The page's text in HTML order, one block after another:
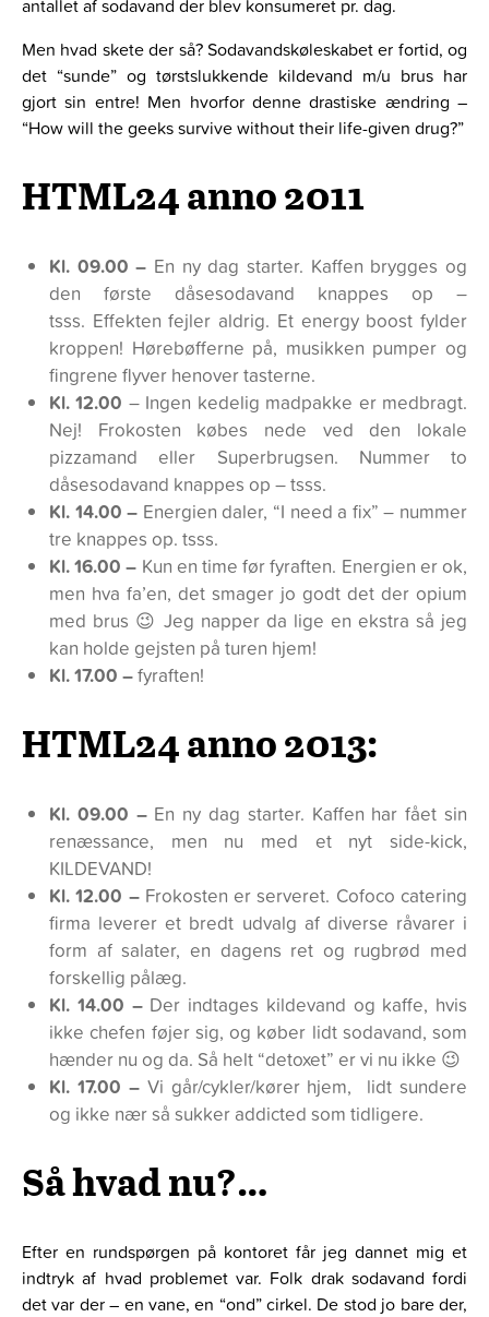
antallet af sodavand der blev konsumeret pr. dag.
Men hvad skete der så? Sodavandskøleskabet er fortid, og
det “sunde” og tørstslukkende kildevand m/u brus har
gjort sin entre! Men hvorfor denne drastiske ændring –
“How will the geeks survive without their life-given drug?”
HTML24 anno 2011
Kl. 09.00 – En ny dag starter. Kaffen brygges og
den første dåsesodavand knappes op –
tsss. Effekten fejler aldrig. Et energy boost fylder
kroppen! Hørebøfferne på, musikken pumper og
fingrene flyver henover tasterne.
Kl. 12.00 – Ingen kedelig madpakke er medbragt.
Nej! Frokosten købes nede ved den lokale
pizzamand eller Superbrugsen. Nummer to
dåsesodavand knappes op – tsss.
Kl. 14.00 – Energien daler, “I need a fix” – nummer
tre knappes op. tsss.
Kl. 16.00 – Kun en time før fyraften. Energien er ok,
men hva fa’en, det smager jo godt det der opium
med brus 😉 Jeg napper da lige en ekstra så jeg
kan holde gejsten på turen hjem!
Kl. 17.00 –fyraften!
HTML24 anno 2013:
Kl. 09.00 –En ny dag starter. Kaffen har fået sin
renæssance, men nu med et nyt side-kick,
KILDEVAND!
Kl. 12.00 –Frokosten er serveret. Cofoco catering
firma leverer et bredt udvalg af diverse råvarer i
form af salater, en dagens ret og rugbrød med
forskellig pålæg.
Kl. 14.00 –Der indtages kildevand og kaffe, hvis
ikke chefen føjer sig, og køber lidt sodavand, som
hænder nu og da. Så helt “detoxet” er vi nu ikke 😉
Kl. 17.00 –Vi går/cykler/kører hjem, lidt sundere
og ikke nær så sukker addicted som tidligere.
Så hvad nu?…
Efter en rundspørgen på kontoret får jeg dannet mig et
indtryk af hvad problemet var. Folk drak sodavand fordi
det var der – en vane, en “ond” cirkel. De stod jo bare der,